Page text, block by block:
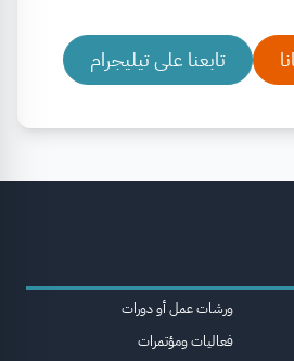
تابعنا على تيليجرام
ورشات عمل أو دورات
فعاليات ومؤتمرات